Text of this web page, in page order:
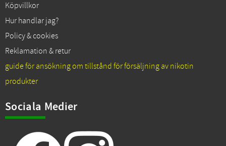
Köpvillkor
Hur handlar jag?
Policy & cookies
Reklamation & retur
guide för ansökning om tillstånd för försäljning av nikotin
produkter
Sociala Medier